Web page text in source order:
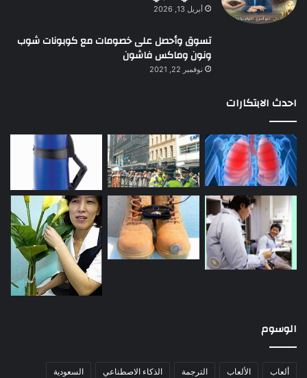
أبريل 13, 2026
تسوق وأحصل على خصومات مع كوبونات شوب
ونون وماكس فاشون
نوفمبر 22, 2021
احدث الابتكارات
الوسوم
ألعاب الألعاب الترجمة الذكاء الاصطناعي السعودية